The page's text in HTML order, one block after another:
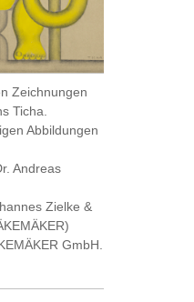
Zeichnungen
Ticha.
Abbildungen
Andreas
Zielke &
GmbH.